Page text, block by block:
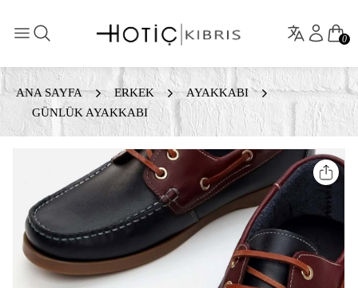
0
ANA SAYFA ERKEK
AYAKKABI
GÜNLÜK AYAKKABI